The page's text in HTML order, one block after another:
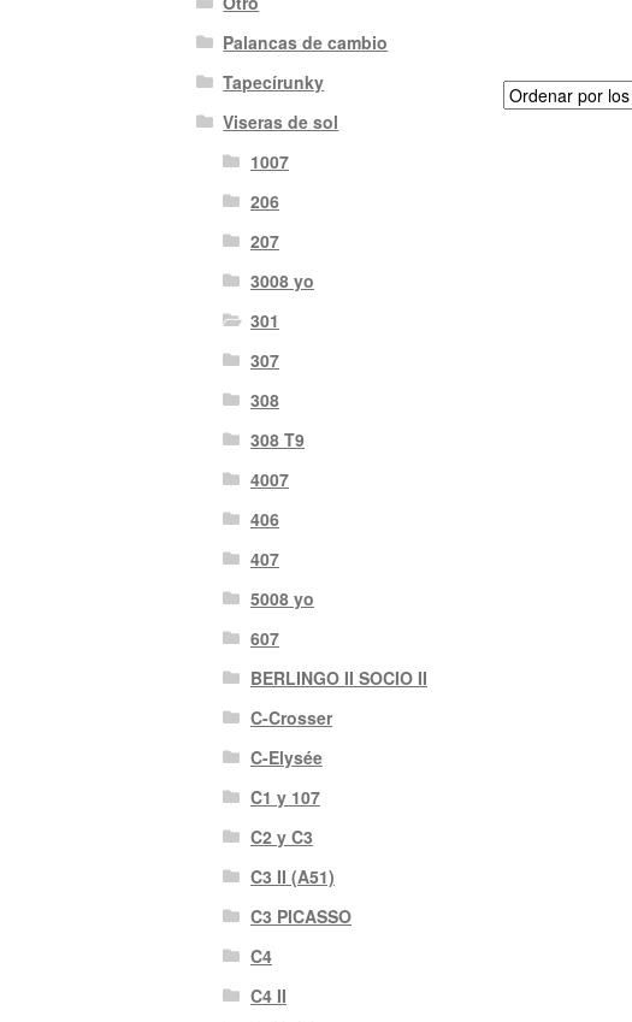
Palancas de cambio
Tapecírunky
Viseras de sol
1007
206
207
3008 yo
301
307
308
308 T9
4007
406
407
5008 yo
607
BERLINGO II SOCIO II
C-Crosser
C-Elysée
C1 y 107
C2 y C3
C3 II (A51)
C3 PICASSO
C4
C4 II